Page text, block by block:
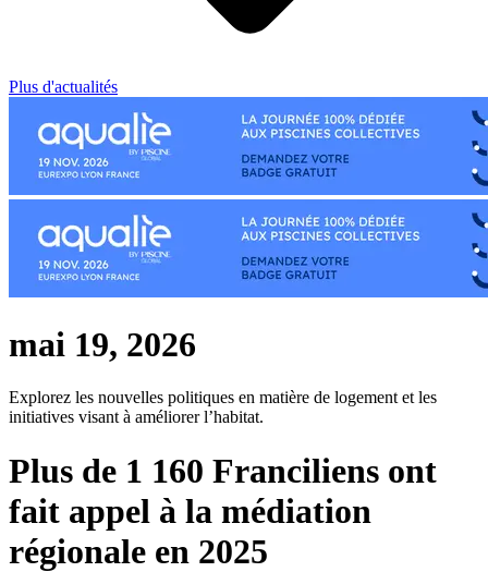
Plus d'actualités
mai 19, 2026
Explorez les nouvelles politiques en matière de logement et les
initiatives visant à améliorer l’habitat.
Plus de 1 160 Franciliens ont
fait appel à la médiation
régionale en 2025